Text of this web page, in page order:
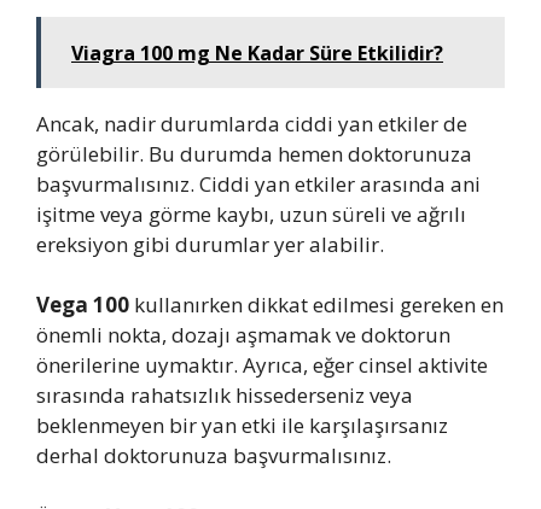
Viagra 100 mg Ne Kadar Süre Etkilidir?
Ancak, nadir durumlarda ciddi yan etkiler de
görülebilir. Bu durumda hemen doktorunuza
başvurmalısınız. Ciddi yan etkiler arasında ani
işitme veya görme kaybı, uzun süreli ve ağrılı
ereksiyon gibi durumlar yer alabilir.
Vega 100 kullanırken dikkat edilmesi gereken en
önemli nokta, dozajı aşmamak ve doktorun
önerilerine uymaktır. Ayrıca, eğer cinsel aktivite
sırasında rahatsızlık hissederseniz veya
beklenmeyen bir yan etki ile karşılaşırsanız
derhal doktorunuza başvurmalısınız.